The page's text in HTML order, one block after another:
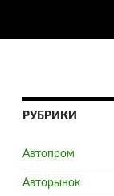
РУБРИКИ
Автопром
Авторынок